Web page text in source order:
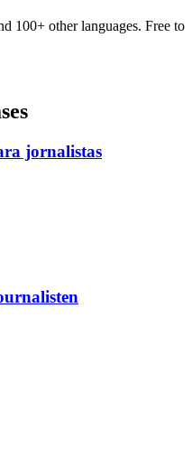
100+ other languages. Free to
jornalistas